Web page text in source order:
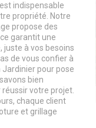
indispensable
propriété. Notre
propose des
garantit une
à vos besoins
de vous confier à
pour pose
bien
votre projet.
chaque client
et grillage